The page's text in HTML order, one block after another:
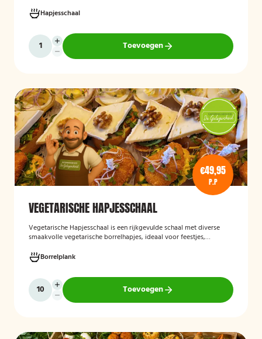
Hapjesschaal
Toevoegen
€49,95
P.P
VEGETARISCHE HAPJESSCHAAL
Vegetarische Hapjesschaal is een rijkgevulde schaal met diverse
smaakvolle vegetarische borrelhapjes, ideaal voor feestjes,
een gevarieerde selectie van vegetarische lekkernijen die direct
klaar zijn om te serveren en geschikt zijn voor gasten die bewust of
volledig vegetarisch eten.
Borrelplank
Toevoegen